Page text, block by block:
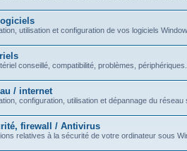
utilisation et configuration de vos logiciels
conseillé, compatibilité, problèmes, périphériques.
/ internet
configuration, utilisation et dépannage du réseau
firewall / Antivirus
relatives à la sécurité de votre ordinateur sous